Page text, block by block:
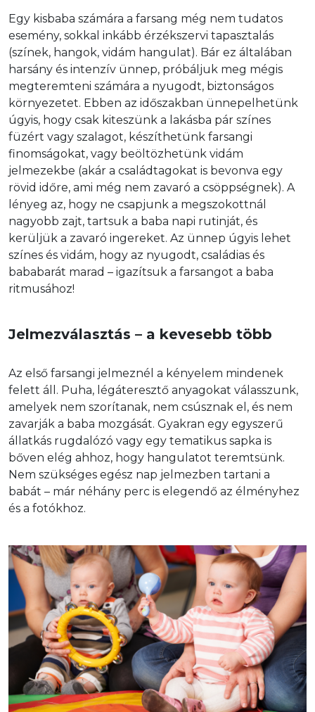
Egy kisbaba számára a farsang még nem tudatos
esemény, sokkal inkább érzékszervi tapasztalás
(színek, hangok, vidám hangulat). Bár ez általában
harsány és intenzív ünnep, próbáljuk meg mégis
megteremteni számára a nyugodt, biztonságos
környezetet. Ebben az időszakban ünnepelhetünk
úgyis, hogy csak kiteszünk a lakásba pár színes
füzért vagy szalagot, készíthetünk farsangi
finomságokat, vagy beöltözhetünk vidám
jelmezekbe (akár a családtagokat is bevonva egy
rövid időre, ami még nem zavaró a csöppségnek). A
lényeg az, hogy ne csapjunk a megszokottnál
nagyobb zajt, tartsuk a baba napi rutinját, és
kerüljük a zavaró ingereket. Az ünnep úgyis lehet
színes és vidám, hogy az nyugodt, családias és
bababarát marad – igazítsuk a farsangot a baba
ritmusához!
Jelmezválasztás – a kevesebb több
Az első farsangi jelmeznél a kényelem mindenek
felett áll. Puha, légáteresztő anyagokat válasszunk,
amelyek nem szorítanak, nem csúsznak el, és nem
zavarják a baba mozgását. Gyakran egy egyszerű
állatkás rugdalózó vagy egy tematikus sapka is
bőven elég ahhoz, hogy hangulatot teremtsünk.
Nem szükséges egész nap jelmezben tartani a
babát – már néhány perc is elegendő az élményhez
és a fotókhoz.